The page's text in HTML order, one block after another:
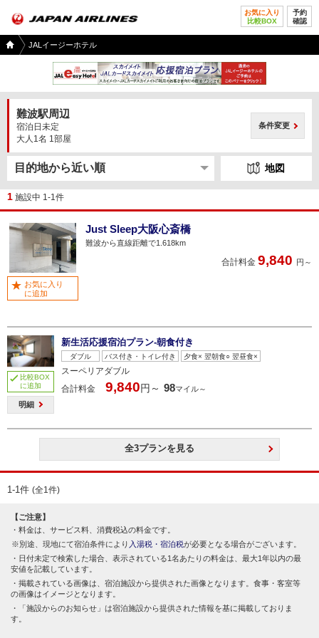
お気に入り
比較BOX
予約
確認
国内
ツア
JALイージーホテル
難波駅周辺
宿泊日未定
大人1名 1部屋
条件変更
地図
1 施設中 1-1件
Just Sleep大阪心斎橋
難波から直線距離で1.618km
合計料金 9,840 円～
お気に入り
に追加
比較BOX
に追加
明細
新生活応援宿泊プラン-朝食付き
ダブル バス付き・トイレ付き 夕食× 翌朝食○ 翌昼食×
スーペリアダブル
合計料金
9,840円～ 98マイル～
全3プランを見る
1-1件 (全1件)
【ご注意】
料金は、サービス料、消費税込の料金です。
別途、現地にて宿泊条件により 入湯税・宿泊税が必要となる場合がございます。
日付未定で検索した場合、表示されている1名あたりの料金は、最大1年以内の最
安値を記載しています。
掲載されている画像は、宿泊施設から提供された画像となります。食事・客室等
の画像はイメージとなります。
「施設からのお知らせ」は宿泊施設から提供された情報を基に掲載しておりま
す。